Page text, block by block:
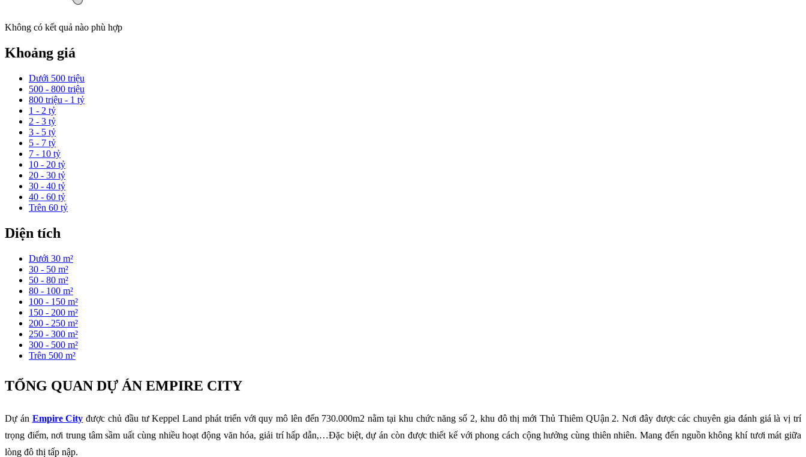
Không có kết quả nào phù hợp
Khoảng giá
Dưới 500 triệu
500 - 800 triệu
800 triệu - 1 tỷ
1 - 2 tỷ
2 - 3 tỷ
3 - 5 tỷ
5 - 7 tỷ
7 - 10 tỷ
10 - 20 tỷ
20 - 30 tỷ
30 - 40 tỷ
40 - 60 tỷ
Trên 60 tỷ
Diện tích
Dưới 30 m²
30 - 50 m²
50 - 80 m²
80 - 100 m²
100 - 150 m²
150 - 200 m²
200 - 250 m²
250 - 300 m²
300 - 500 m²
Trên 500 m²
TỔNG QUAN DỰ ÁN EMPIRE CITY
Dự án Empire City được chủ đầu tư Keppel Land phát triển với quy mô lên đến 730.000m2 nằm tại khu chức năng số 2, khu đô thị mới Thủ Thiêm QUận 2. Nơi đây được các chuyên gia đánh giá là vị trí
trọng điểm, nơi trung tâm sầm uất cùng nhiều hoạt động văn hóa, giải trí hấp dẫn,…Đặc biệt, dự án còn được thiết kế với phong cách cộng hưởng cùng thiên nhiên. Mang đến nguồn không khí tươi mát giữa
lòng đô thị tấp nập.